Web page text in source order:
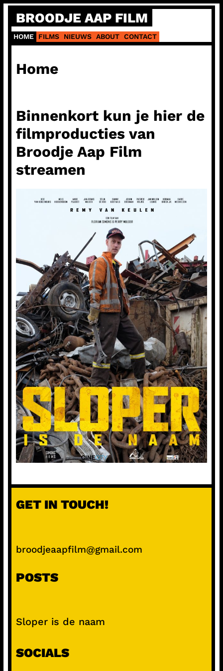
naar
de
inhoud
BROODJE AAP FILM
HOME FILMS NIEUWS ABOUT CONTACT
Home
Binnenkort kun je hier de
filmproducties van
Broodje Aap Film
streamen
GET IN TOUCH!
broodjeaapfilm@gmail.com
POSTS
Sloper is de naam
SOCIALS